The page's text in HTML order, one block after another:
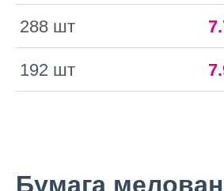
288 шт
192 шт
Бумага